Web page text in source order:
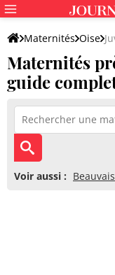
Maternités Oise
Maternités
guide
Voir aussi : Beauvais